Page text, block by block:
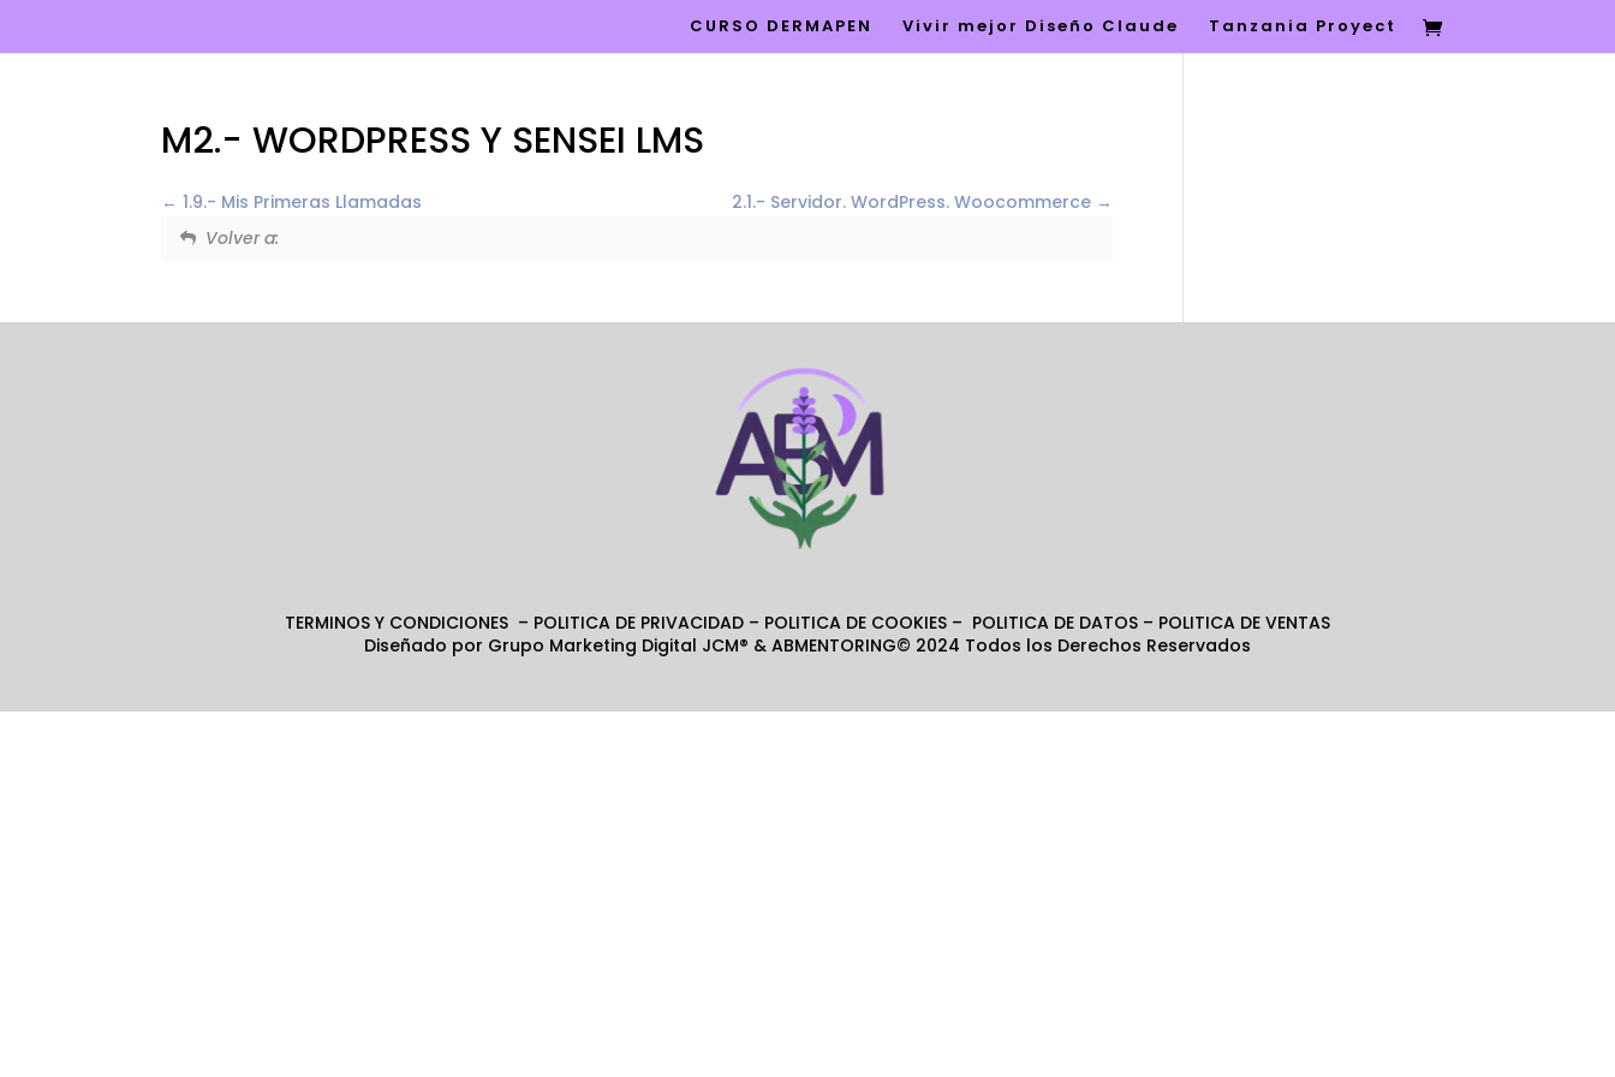
CURSO DERMAPEN Vivir mejor Diseño Claude Tanzania Proyect
M2.- WORDPRESS Y SENSEI LMS
1.9.- Mis Primeras Llamadas
2.1.- Servidor. WordPress. Woocommerce
Volver a:
TERMINOS Y CONDICIONES – POLITICA DE PRIVACIDAD – POLITICA DE COOKIES – POLITICA DE DATOS – POLITICA DE VENTAS
Diseñado por Grupo Marketing Digital JCM® & ABMENTORING© 2024 Todos los Derechos Reservados